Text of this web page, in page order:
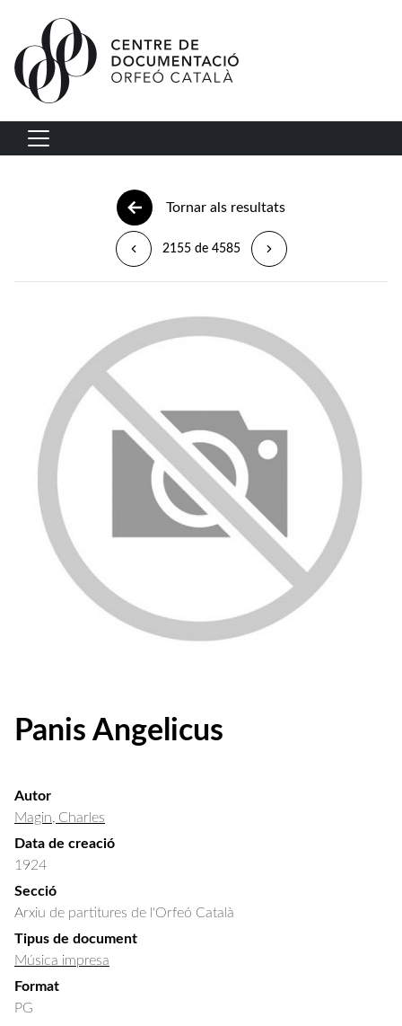
Vés al contingut
Navegació principal
Tornar als resultats
2155 de 4585
Panis Angelicus
Autor
Magin, Charles
Data de creació
1924
Secció
Arxiu de partitures de l'Orfeó Català
Tipus de document
Música impresa
Format
PG